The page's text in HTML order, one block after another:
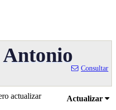
Consultar
Actualizar
actualizar